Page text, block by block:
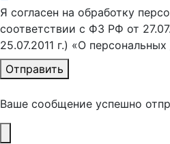
Я согласен на обработку
соответствии с ФЗ РФ от
25.07.2011 г.) «О
Отправить
Ваше сообщение успешно